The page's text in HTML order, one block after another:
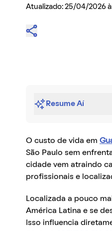
Atualizado: 25/04/2026
Resume Aí
O custo de vida em
São Paulo sem
cidade vem atraindo
profissionais e
Localizada a pouco
América Latina e se
Isso influencia